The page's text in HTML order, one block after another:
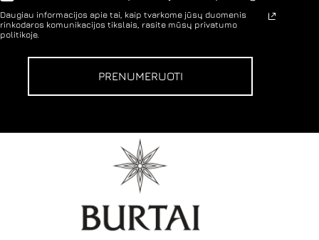
Daugiau informacijos apie tai, kaip tvarkome jūsų duomenis
rinkodaros komunikacijos tikslais, rasite mūsų privatumo
politikoje.
PRENUMERUOTI